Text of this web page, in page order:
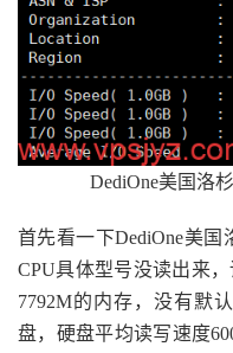
DediOne美国洛
首先看一下DediOne美国
CPU具体型号没读出来
7792M的内存，没有默
盘，硬盘平均读写速度